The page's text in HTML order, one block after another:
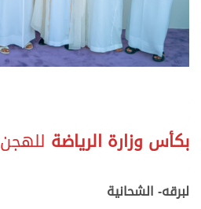
بكأس وزارة الرياضة للهجن
لبرقه- الشحانية